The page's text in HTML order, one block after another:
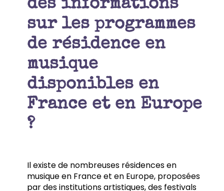
des informations
sur les programmes
de résidence en
musique
disponibles en
France et en Europe
?
Il existe de nombreuses résidences en
musique en France et en Europe, proposées
par des institutions artistiques, des festivals